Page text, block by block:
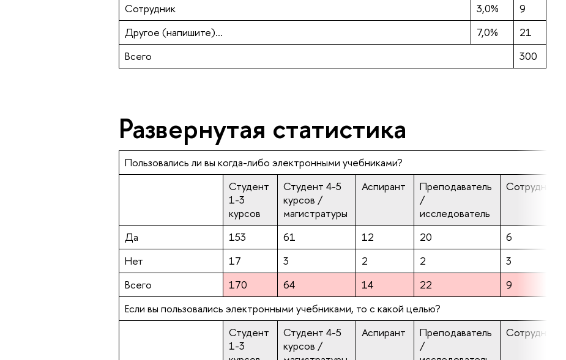
Сотрудник
3,0%
9
Другое (напишите)...
7,0%
21
Всего
300
Развернутая статистика
Пользовались ли вы когда-либо электронными учебниками?
Студент
1-3
курсов
Студент 4-5
курсов /
магистратуры
Аспирант
Преподаватель
/
исследователь
Сотрудник
Да 153 61 12 20 6
Нет
17 3 2 2 3
Всего
170 64 14 22 9
Если вы пользовались электронными учебниками, то с какой целью?
Студент
1-3
Студент 4-5
курсов /
Аспирант
Преподаватель
/
Сотрудник